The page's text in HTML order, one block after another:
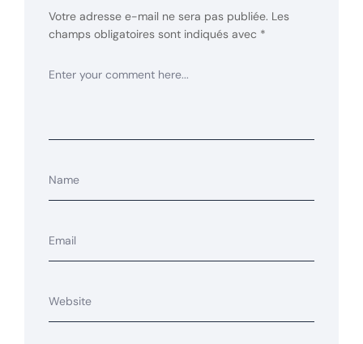
Votre adresse e-mail ne sera pas publiée. Les
champs obligatoires sont indiqués avec *